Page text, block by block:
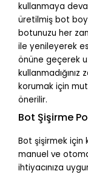
kullanmaya
üretilmiş bot
botunuzu her
ile yenileyerek
önüne geçerek
korumak için
önerilir.
Bot Şişirme
Bot şişirmek için
manuel ve
ihtiyacınıza